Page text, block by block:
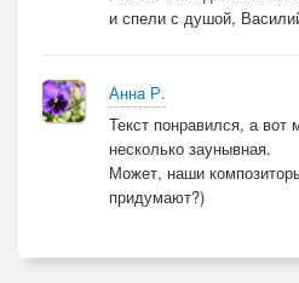
и спели с душой,
Анна Р.
Текст понравился, а вот
несколько заунывная.
Может, наши
придумают?)